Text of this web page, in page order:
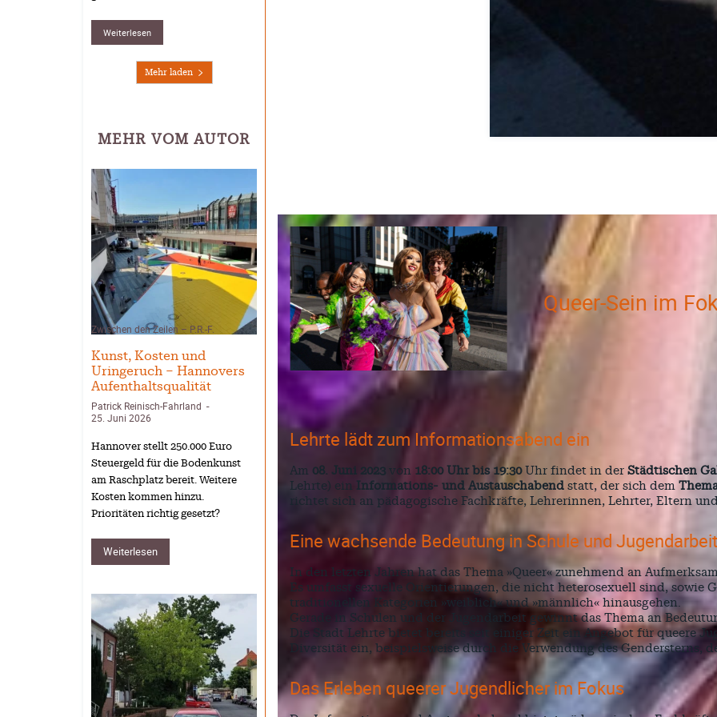
Weiterlesen
Mehr laden
MEHR VOM AUTOR
Zwischen den Zeilen – P.R.-F.
Kunst, Kosten und
Uringeruch – Hannovers
Aufenthaltsqualität
Patrick Reinisch-Fahrland -
25. Juni 2026
Hannover stellt 250.000 Euro
Steuergeld für die Bodenkunst
am Raschplatz bereit. Weitere
Kosten kommen hinzu.
Prioritäten richtig gesetzt?
Weiterlesen
Queer-Sein im
Lehrte lädt zum Informationsabend ein
Am 08. Juni 2023 von 18:00 Uhr bis 19:30Uhr findet in der Städtischen
Lehrte) ein Informations- und Austauschabend statt, der sich dem
richtet sich an pädagogische Fachkräfte, Lehrerinnen, Lehrter, Eltern
Eine wachsende Bedeutung in Schule und
In den letzten Jahren hat das Thema »Queer« zunehmend an
Es umfasst sexuelle Orientierungen, die nicht heterosexuell sind, sowie
traditionellen Kategorien »weiblich« und »männlich« hinausgehen.
Gerade in Schulen und der Jugendarbeit gewinnt das Thema an
Die Stadt Lehrte bietet bereits seit einiger Zeit ein Angebot für queere
Diversität ein, beispielsweise durch die Verwendung des Gendersterns,
Das Erleben queerer Jugendlicher im Fokus